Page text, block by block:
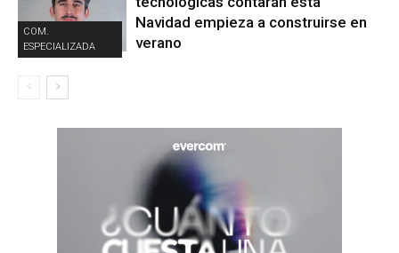
COM.
ESPECIALIZADA
Navidad empieza a construirse en
verano